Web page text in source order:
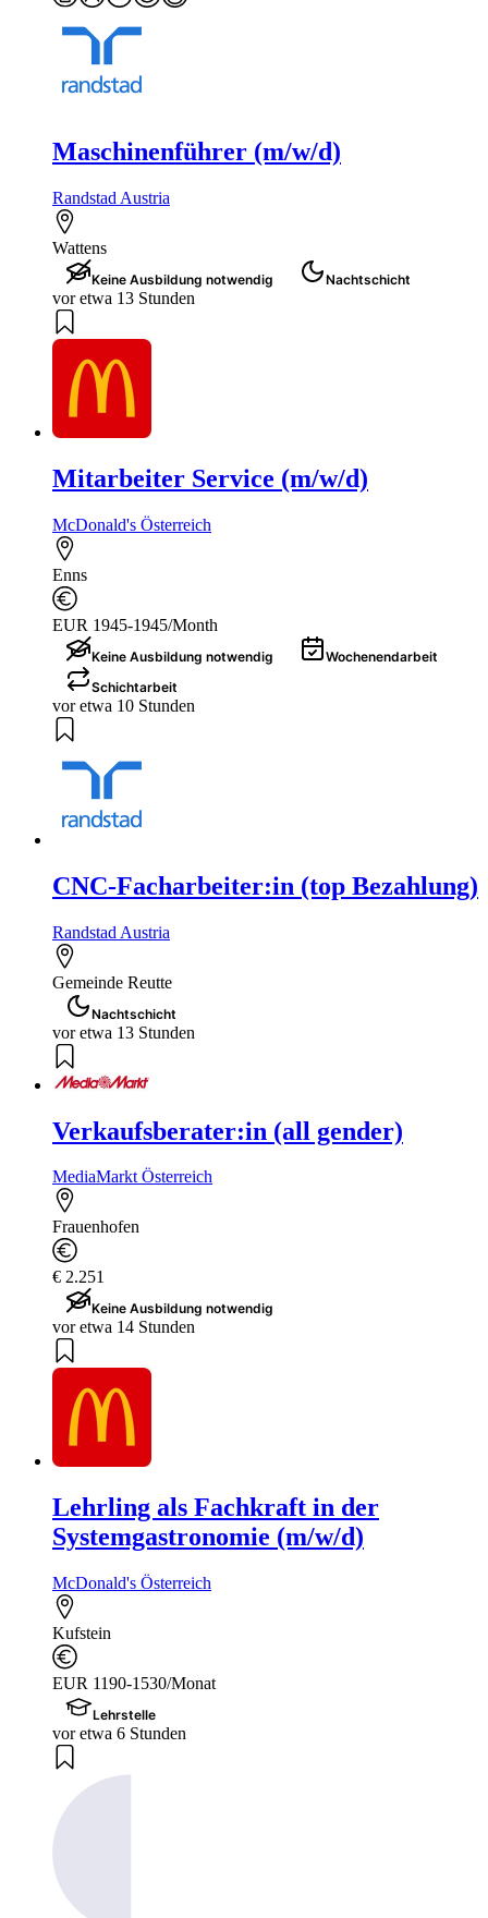
Maschinenführer (m/w/d)
Randstad Austria
Wattens
Keine Ausbildung notwendig Nachtschicht
vor etwa 13 Stunden
Mitarbeiter Service (m/w/d)
McDonald's Österreich
Enns
EUR 1945-1945/Month
Keine Ausbildung notwendig
Wochenendarbeit
Schichtarbeit
vor etwa 10 Stunden
CNC-Facharbeiter:in (top Bezahlung)
Randstad Austria
Gemeinde Reutte
Nachtschicht
vor etwa 13 Stunden
Verkaufsberater:in (all gender)
MediaMarkt Österreich
Frauenhofen
€ 2.251
Keine Ausbildung notwendig
vor etwa 14 Stunden
Lehrling als Fachkraft in der
Systemgastronomie (m/w/d)
McDonald's Österreich
Kufstein
EUR 1190-1530/Monat
Lehrstelle
vor etwa 6 Stunden